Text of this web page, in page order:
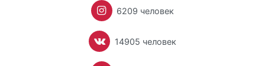
6209 человек
14905 человек